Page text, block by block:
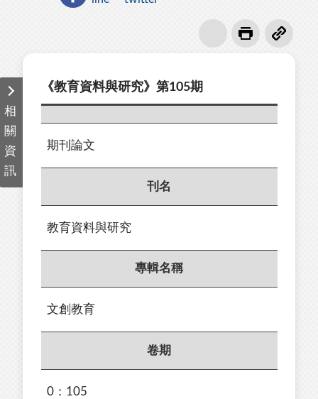
相
關
資
訊
《教育資料與研究》第105期
期刊論文
刊名
教育資料與研究
專輯名稱
文創教育
卷期
0：105